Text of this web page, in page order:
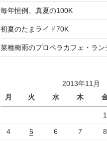
毎年恒例、真夏の100K
初夏のたまライド70K
菜種梅雨のプロペラカフェ・ラン
2013年11月
月
火 水 木
1
4 5 6 7 8